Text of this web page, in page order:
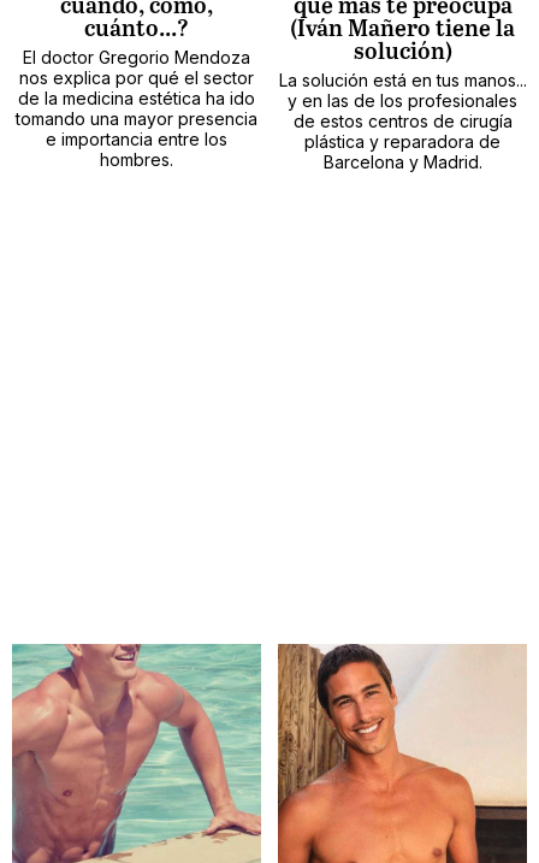
cuándo, cómo,
cuánto...?
El doctor Gregorio Mendoza
nos explica por qué el sector
de la medicina estética ha ido
tomando una mayor presencia
e importancia entre los
hombres.
que más te preocupa
(Iván Mañero tiene la
solución)
La solución está en tus manos...
y en las de los profesionales
de estos centros de cirugía
plástica y reparadora de
Barcelona y Madrid.